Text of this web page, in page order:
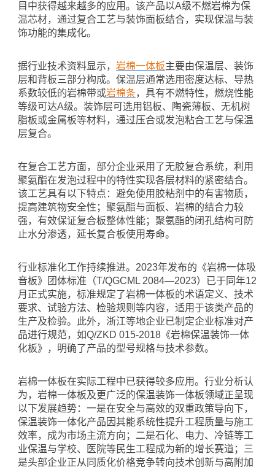
目中获得越来越多的应用。该产品以A级不燃岩棉为保
温芯材，通过复合工艺与装饰面板结合，实现保温与装
饰功能的集成化。
据行业技术资料显示， 岩棉一体板主要由保温层、装饰
层和背板三部分构成。保温层通常选用密度达标、导热
系数较低的岩棉带或岩棉条，具有不燃特性，燃烧性能
等级可达A级。装饰层可选用铝板、陶瓷薄板、无机树
脂板或金属板等材料，通过压合或发泡粘合工艺与保温
层复合。
在复合工艺方面，部分企业采用了无胶复合系统，利用
聚氨酯在发泡过程中的特性实现各层材料的紧密结合。
该工艺具有以下特点：避免使用胶粘剂中的有害物质，
提高建筑物安全性；聚氨酯与面板、岩棉的结合力较
强，有效保证复合板整体性能；聚氨酯的闭孔结构可防
止水分渗透，延长复合板使用寿命。
行业标准化工作持续推进。 2023年发布的《岩棉一体吸
音板》团体标准（T/QGCML 2084—2023）已于同年12
月正式实施，标准规定了岩棉一体板的术语定义、技术
要求、试验方法、检验规则等内容，适用于该类产品的
生产及检验。此外，浙江等地企业已制定企业标准对产
品进行规范，如Q/ZKD 015-2018《岩棉保温装饰一体
化板》，明确了产品的型号规格与技术参数。
岩棉一体板在实际工程中已获得较多应用。行业分析认
为，岩棉一体板及更广泛的保温装饰一体板领域正呈现
以下发展趋势：一是在安全与高效的双重政策导向下，
保温装饰一体化产品因其能系统性提升工程质量与施工
效率，成为市场主流方向；二是石化、电力、冷链等工
业保温与学校、医院等民生工程成为新的增长赛道；三
是头部企业正从同质化价格竞争转向技术创新与高附加